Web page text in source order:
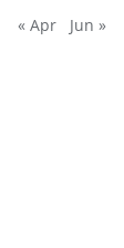
« Apr Jun »